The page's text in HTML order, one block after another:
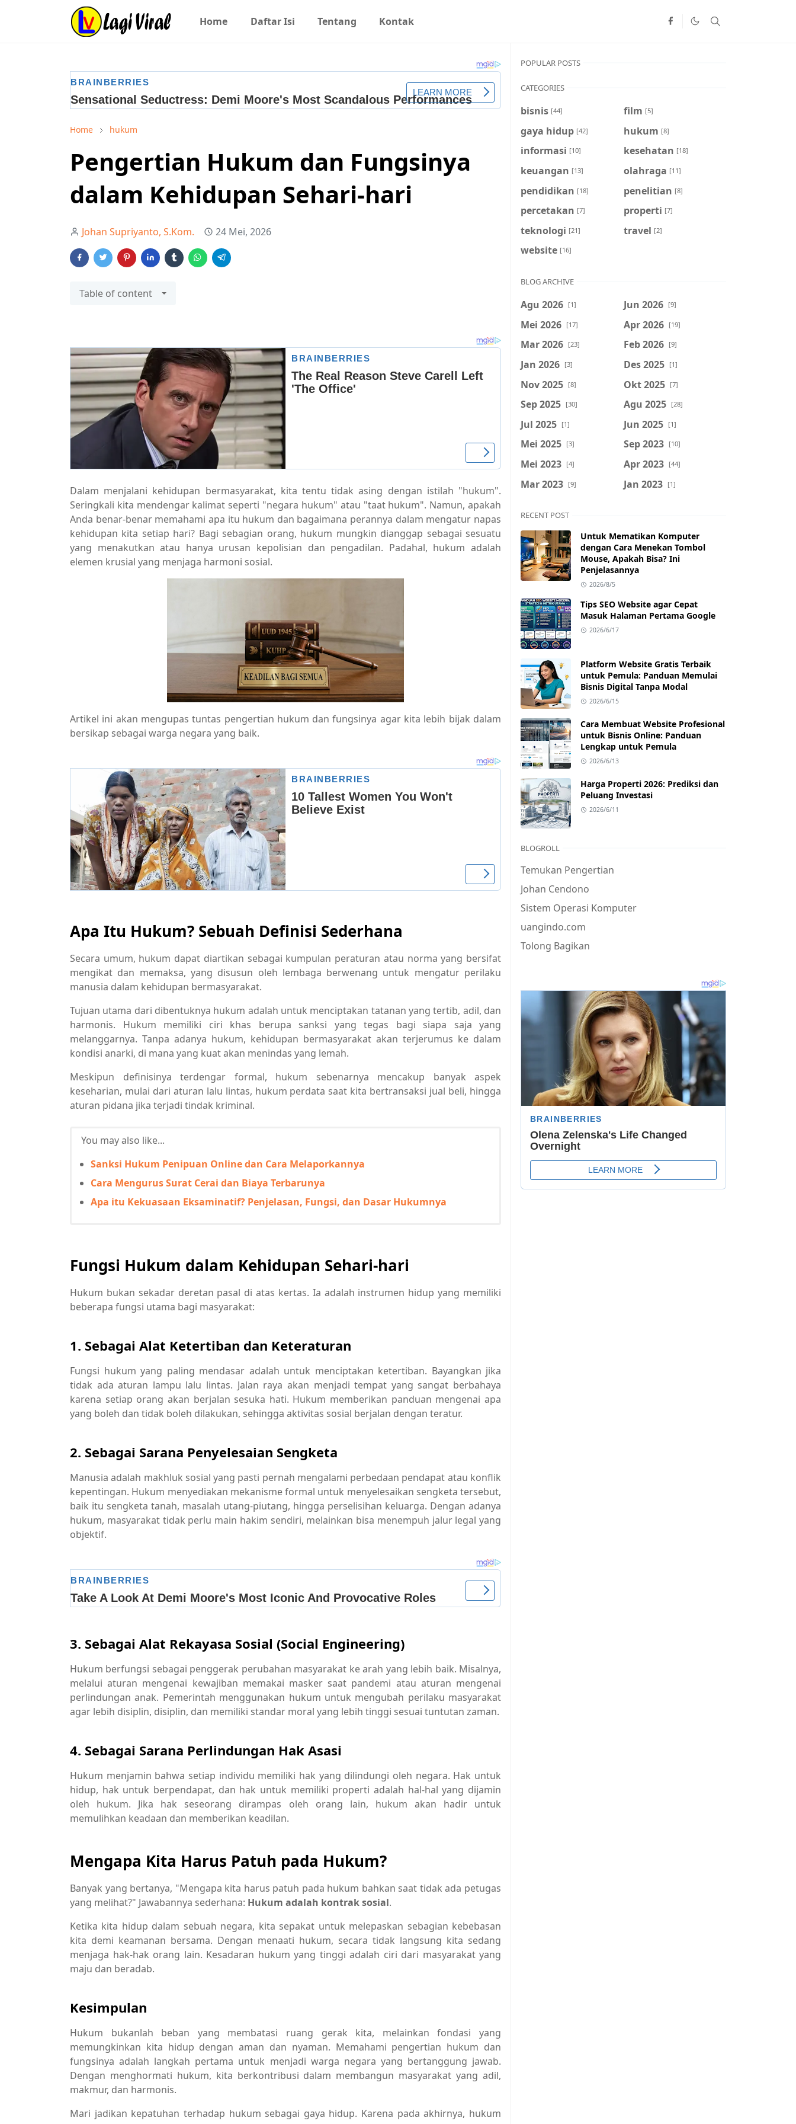
Home Daftar Isi Tentang Kontak
Home hukum
Pengertian Hukum dan Fungsinya
dalam Kehidupan Sehari-hari
Johan Supriyanto, S.Kom. 24 Mei, 2026
Table of content
Dalam menjalani kehidupan bermasyarakat, kita tentu tidak asing dengan istilah "hukum".
Seringkali kita mendengar kalimat seperti "negara hukum" atau "taat hukum". Namun, apakah
Anda benar-benar memahami apa itu hukum dan bagaimana perannya dalam mengatur napas
kehidupan kita setiap hari? Bagi sebagian orang, hukum mungkin dianggap sebagai sesuatu
yang menakutkan atau hanya urusan kepolisian dan pengadilan. Padahal, hukum adalah
elemen krusial yang menjaga harmoni sosial.
Artikel ini akan mengupas tuntas pengertian hukum dan fungsinya agar kita lebih bijak dalam
bersikap sebagai warga negara yang baik.
Apa Itu Hukum? Sebuah Definisi Sederhana
Secara umum, hukum dapat diartikan sebagai kumpulan peraturan atau norma yang bersifat
mengikat dan memaksa, yang disusun oleh lembaga berwenang untuk mengatur perilaku
manusia dalam kehidupan bermasyarakat.
Tujuan utama dari dibentuknya hukum adalah untuk menciptakan tatanan yang tertib, adil, dan
harmonis. Hukum memiliki ciri khas berupa sanksi yang tegas bagi siapa saja yang
melanggarnya. Tanpa adanya hukum, kehidupan bermasyarakat akan terjerumus ke dalam
kondisi anarki, di mana yang kuat akan menindas yang lemah.
Meskipun definisinya terdengar formal, hukum sebenarnya mencakup banyak aspek
keseharian, mulai dari aturan lalu lintas, hukum perdata saat kita bertransaksi jual beli, hingga
aturan pidana jika terjadi tindak kriminal.
You may also like...
Sanksi Hukum Penipuan Online dan Cara Melaporkannya
Cara Mengurus Surat Cerai dan Biaya Terbarunya
Apa itu Kekuasaan Eksaminatif? Penjelasan, Fungsi, dan Dasar Hukumnya
Fungsi Hukum dalam Kehidupan Sehari-hari
Hukum bukan sekadar deretan pasal di atas kertas. Ia adalah instrumen hidup yang memiliki
beberapa fungsi utama bagi masyarakat:
1. Sebagai Alat Ketertiban dan Keteraturan
Fungsi hukum yang paling mendasar adalah untuk menciptakan ketertiban. Bayangkan jika
tidak ada aturan lampu lalu lintas. Jalan raya akan menjadi tempat yang sangat berbahaya
karena setiap orang akan berjalan sesuka hati. Hukum memberikan panduan mengenai apa
yang boleh dan tidak boleh dilakukan, sehingga aktivitas sosial berjalan dengan teratur.
2. Sebagai Sarana Penyelesaian Sengketa
Manusia adalah makhluk sosial yang pasti pernah mengalami perbedaan pendapat atau konflik
kepentingan. Hukum menyediakan mekanisme formal untuk menyelesaikan sengketa tersebut,
baik itu sengketa tanah, masalah utang-piutang, hingga perselisihan keluarga. Dengan adanya
hukum, masyarakat tidak perlu main hakim sendiri, melainkan bisa menempuh jalur legal yang
objektif.
3. Sebagai Alat Rekayasa Sosial (Social Engineering)
Hukum berfungsi sebagai penggerak perubahan masyarakat ke arah yang lebih baik. Misalnya,
melalui aturan mengenai kewajiban memakai masker saat pandemi atau aturan mengenai
perlindungan anak. Pemerintah menggunakan hukum untuk mengubah perilaku masyarakat
agar lebih disiplin, disiplin, dan memiliki standar moral yang lebih tinggi sesuai tuntutan zaman.
4. Sebagai Sarana Perlindungan Hak Asasi
Hukum menjamin bahwa setiap individu memiliki hak yang dilindungi oleh negara. Hak untuk
hidup, hak untuk berpendapat, dan hak untuk memiliki properti adalah hal-hal yang dijamin
oleh hukum. Jika hak seseorang dirampas oleh orang lain, hukum akan hadir untuk
memulihkan keadaan dan memberikan keadilan.
Mengapa Kita Harus Patuh pada Hukum?
Banyak yang bertanya, "Mengapa kita harus patuh pada hukum bahkan saat tidak ada petugas
yang melihat?" Jawabannya sederhana: Hukum adalah kontrak sosial.
Ketika kita hidup dalam sebuah negara, kita sepakat untuk melepaskan sebagian kebebasan
kita demi keamanan bersama. Dengan menaati hukum, secara tidak langsung kita sedang
menjaga hak-hak orang lain. Kesadaran hukum yang tinggi adalah ciri dari masyarakat yang
maju dan beradab.
Kesimpulan
Hukum bukanlah beban yang membatasi ruang gerak kita, melainkan fondasi yang
memungkinkan kita hidup dengan aman dan nyaman. Memahami pengertian hukum dan
fungsinya adalah langkah pertama untuk menjadi warga negara yang bertanggung jawab.
Dengan menghormati hukum, kita berkontribusi dalam membangun masyarakat yang adil,
makmur, dan harmonis.
Mari jadikan kepatuhan terhadap hukum sebagai gaya hidup. Karena pada akhirnya, hukum
POPULAR POSTS
CATEGORIES
bisnis [44] film [5]
gaya hidup [42] hukum [8]
informasi [10] kesehatan [18]
keuangan [13] olahraga [11]
pendidikan [18] penelitian [8]
percetakan [7] properti [7]
teknologi [21] travel [2]
website [16]
BLOG ARCHIVE
Agu 2026 [1] Jun 2026 [9]
Mei 2026 [17] Apr 2026 [19]
Mar 2026 [23] Feb 2026 [9]
Jan 2026 [3] Des 2025 [1]
Nov 2025 [8] Okt 2025 [7]
Sep 2025 [30] Agu 2025 [28]
Jul 2025 [1] Jun 2025 [1]
Mei 2025 [3] Sep 2023 [10]
Mei 2023 [4] Apr 2023 [44]
Mar 2023 [9] Jan 2023 [1]
RECENT POST
Untuk Mematikan Komputer
dengan Cara Menekan Tombol
Mouse, Apakah Bisa? Ini
Penjelasannya
2026/8/5
Tips SEO Website agar Cepat
Masuk Halaman Pertama Google
2026/6/17
Platform Website Gratis Terbaik
untuk Pemula: Panduan Memulai
Bisnis Digital Tanpa Modal
2026/6/15
Cara Membuat Website Profesional
untuk Bisnis Online: Panduan
Lengkap untuk Pemula
2026/6/13
Harga Properti 2026: Prediksi dan
Peluang Investasi
2026/6/11
BLOGROLL
Temukan Pengertian
Johan Cendono
Sistem Operasi Komputer
uangindo.com
Tolong Bagikan